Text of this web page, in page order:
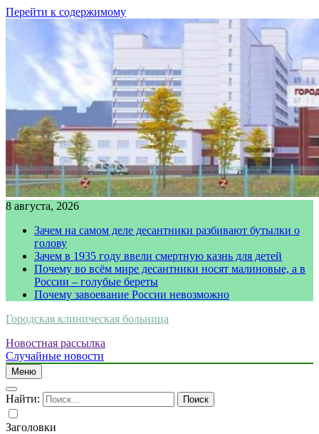
Перейти к содержимому
8 августа, 2026
Зачем на самом деле десантники разбивают бутылки о
голову
Зачем в 1935 году ввели смертную казнь для детей
Почему во всём мире десантники носят малиновые, а в
России – голубые береты
Почему завоевание России невозможно
Городская клиническая больница
Новостная рассылка
Случайные новости
Меню
Найти:
Заголовки